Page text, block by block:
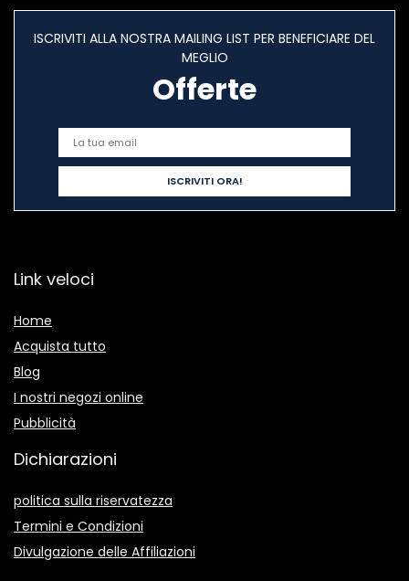
ISCRIVITI ALLA NOSTRA MAILING LIST PER BENEFICIARE DEL
MEGLIO
Offerte
Link veloci
Home
Acquista tutto
Blog
I nostri negozi online
Pubblicità
Dichiarazioni
politica sulla riservatezza
Termini e Condizioni
Divulgazione delle Affiliazioni